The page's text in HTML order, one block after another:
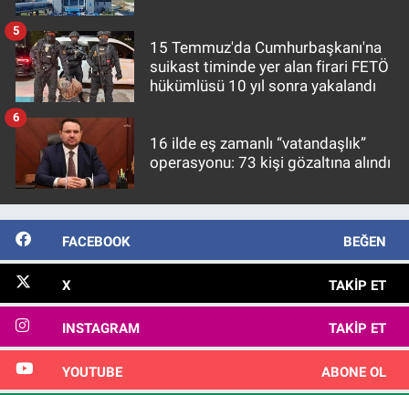
15 Temmuz'da Cumhurbaşkanı'na
suikast timinde yer alan firari FETÖ
hükümlüsü 10 yıl sonra yakalandı
5
16 ilde eş zamanlı “vatandaşlık”
operasyonu: 73 kişi gözaltına alındı
6
FACEBOOK BEĞEN
X TAKIP ET
INSTAGRAM TAKIP ET
YOUTUBE ABONE OL